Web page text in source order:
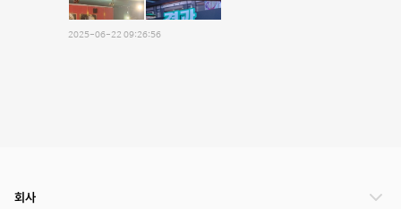
2025-06-22 09:26:56
회사